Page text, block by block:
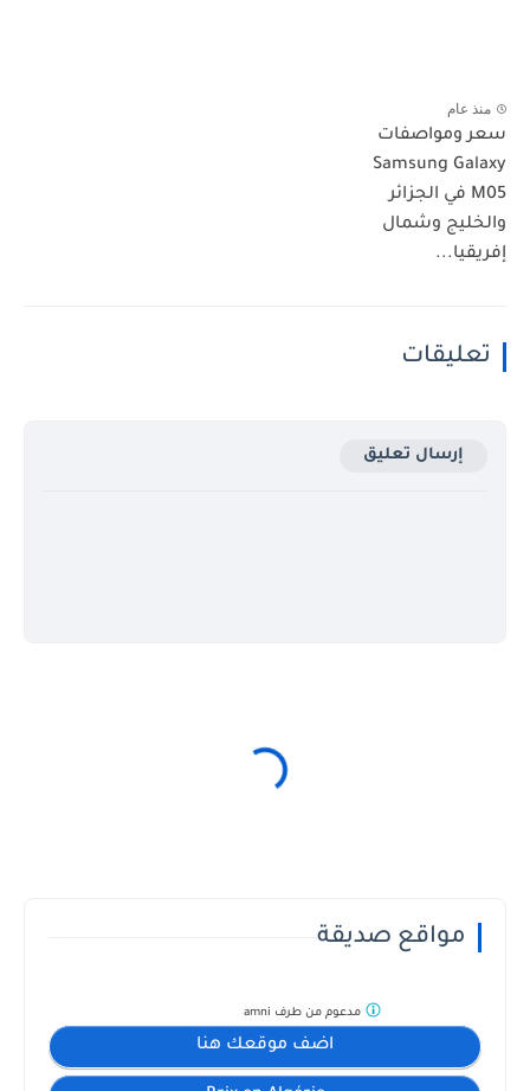
منذ عام
سعر ومواصفات
Samsung Galaxy
M05 في الجزائر
والخليج وشمال
إفريقيا...
تعليقات
إرسال تعليق
مواقع صديقة
اضف موقعك هنا
مدعوم من طرف amni